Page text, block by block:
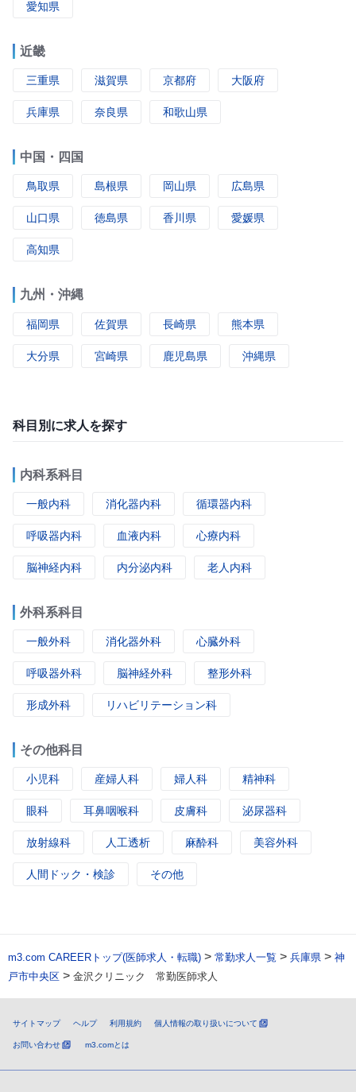
愛知県
近畿
三重県 滋賀県 京都府 大阪府
兵庫県 奈良県 和歌山県
中国・四国
鳥取県 島根県 岡山県 広島県
山口県 徳島県 香川県 愛媛県
高知県
九州・沖縄
福岡県 佐賀県 長崎県 熊本県
大分県 宮崎県 鹿児島県 沖縄県
科目別に求人を探す
内科系科目
一般内科 消化器内科 循環器内科
呼吸器内科 血液内科 心療内科
脳神経内科 内分泌内科 老人内科
外科系科目
一般外科 消化器外科 心臓外科
呼吸器外科 脳神経外科 整形外科
形成外科 リハビリテーション科
その他科目
小児科 産婦人科 婦人科 精神科
眼科 耳鼻咽喉科 皮膚科 泌尿器科
放射線科 人工透析 麻酔科 美容外科
人間ドック・検診 その他
m3.com CAREERトップ(医師求人・転職) > 常勤求人一覧 > 兵庫県 > 神
戸市中央区 > 金沢クリニック 常勤医師求人
サイトマップ ヘルプ 利用規約 個人情報の取り扱いについて
お問い合わせ m3.comとは